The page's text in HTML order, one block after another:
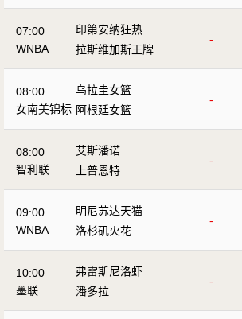
07:00
WNBA
印第安纳狂热
-
拉斯维加斯王牌
08:00
女南美锦标
乌拉圭女篮
-
阿根廷女篮
08:00
智利联
艾斯潘诺
-
上普恩特
09:00
WNBA
明尼苏达天猫
-
洛杉矶火花
10:00
墨联
弗雷斯尼洛虾
-
潘多拉